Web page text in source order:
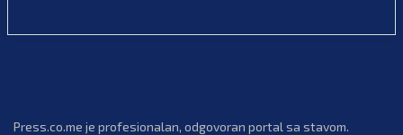
Press.co.me je profesionalan, odgovoran portal sa stavom.